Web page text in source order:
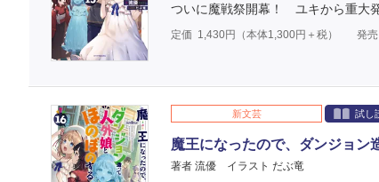
ついに魔戦祭開幕！ ユキから重大
定価 1,430円（本体1,300円＋税） 発
新文芸 試し
魔王になったので、ダンジョン
著者 流優 イラスト だぶ竜